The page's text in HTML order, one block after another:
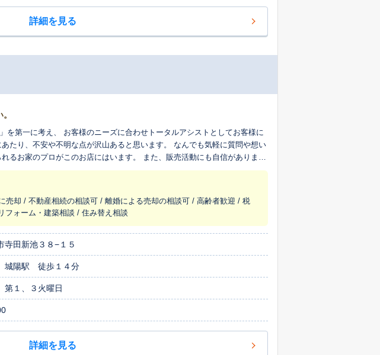
詳細を見る
を第一に考え、 お客様のニーズに合わせトータルアシストとしてお客様に
たり、不安や不明な点が沢山あると思います。 なんでも気軽に質問や想い
るお家のプロがこのお店にはいます。 また、販売活動にも自信がありま
その販売活動実績があります。 まずは気軽にお声かけください。 みなさ
ます。
売却 / 不動産相続の相談可 / 離婚による売却の相談可 / 高齢者歓迎 / 税
フォーム・建築相談 / 住み替え相談
寺田新池３８−１５
城陽駅 徒歩１４分
１、３火曜日
詳細を見る